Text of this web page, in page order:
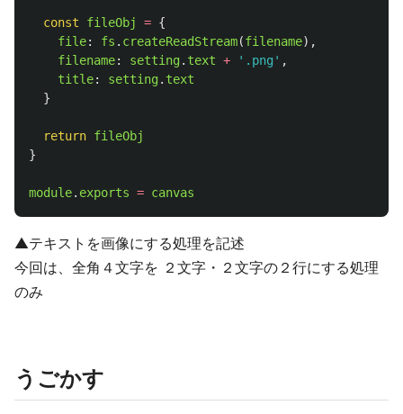
const fileObj = {
file: fs . createReadStream(filename),
filename: setting. text + ' .png ' ,
title: setting. text
}
return fileObj
}
module. exports = canvas
▲テキストを画像にする処理を記述
今回は、全角４文字を ２文字・２文字の２行にする処理
のみ
うごかす